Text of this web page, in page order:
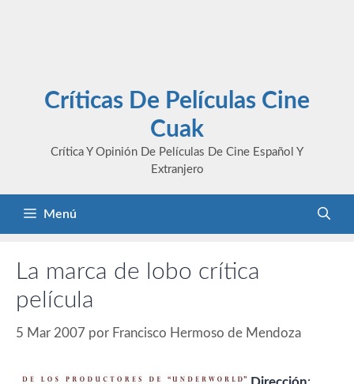
Críticas De Películas Cine
Cuak
Crítica Y Opinión De Películas De Cine Español Y
Extranjero
Menú
La marca de lobo crítica
película
5 Mar 2007 por Francisco Hermoso de Mendoza